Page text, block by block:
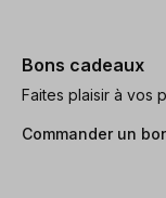
Bons cadeaux
Faites plaisir à vos
Commander un